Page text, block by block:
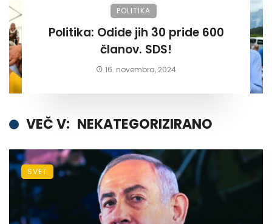
POLITIKA
Politika: Odide jih 30 pride 600
članov. SDS!
16. novembra, 2024
VEČ V: NEKATEGORIZIRANO
SVET